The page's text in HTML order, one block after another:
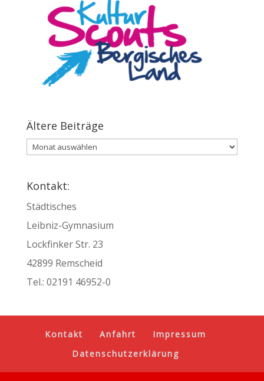
Ältere Beiträge
Ältere
Kontakt:
Städtisches
Leibniz-Gymnasium
Lockfinker Str. 23
42899 Remscheid
Tel.: 02191 46952-0
Kontakt Anfahrt
Impressum
Datenschutzerklärung